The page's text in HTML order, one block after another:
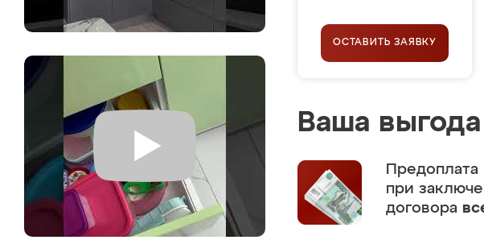
ОСТАВИТЬ ЗАЯВКУ
Ваша
Предоплата
при
договора